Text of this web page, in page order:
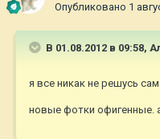
Опубликовано 1
В 01.08.2012 в 09:58,
я все никак не решусь
новые фотки офигенные.